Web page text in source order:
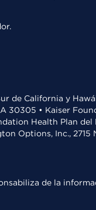
de California y
30305 • Kaiser
Health Plan
Options, Inc., 2715
de la